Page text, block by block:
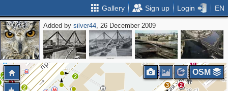
Gallery Sign up Login EN
Added bysilver44, 26 December 2009
2
3 2
3
6
5
2
2
2
2
2
2
2
4
7
9
3
4
OSM